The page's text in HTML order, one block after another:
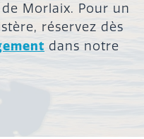
Morlaix. Pour un
réservez dès
dans notre